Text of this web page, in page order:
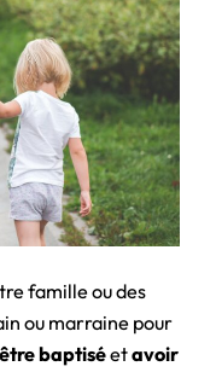
famille ou des
ou marraine pour
être baptiséetavoir